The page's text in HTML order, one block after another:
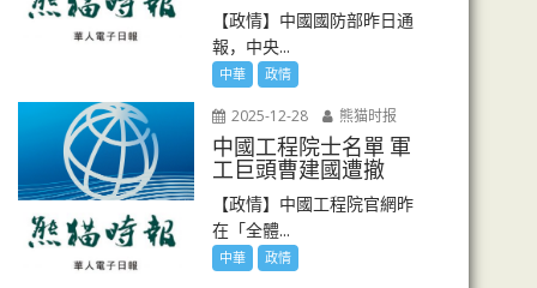
【政情】中國國防部昨日通
報，中央...
中華 政情
2025-12-28 熊猫时报
中國工程院士名單 軍
工巨頭曹建國遭撤
【政情】中國工程院官網昨
在「全體...
中華 政情